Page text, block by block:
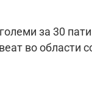
за 30
во области